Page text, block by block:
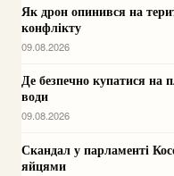
Як дрон опинився на
конфлікту
09.08.2026
Де безпечно купатися на
води
09.08.2026
Скандал у парламенті
яйцями